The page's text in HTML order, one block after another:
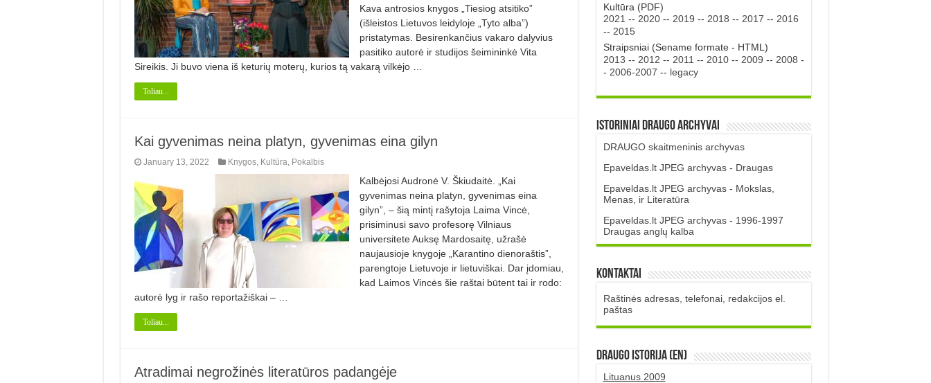
Ka­va antrosios knygos „Tiesiog atsiti­ko”
(išleistos Lietuvos leidyloje „Tyto al­ba”)
pristatymas. Besirenkančius vakaro dalyvius
pa­sitiko autorė ir studijos šeimininkė Vita
Sireikis. Ji buvo viena iš keturių moterų, kurios tą vakarą vilkėjo …
Toliau...
Kai gyvenimas neina platyn, gyvenimas eina gilyn
January 13, 2022 Knygos, Kultūra Pokalbis
Kalbėjosi Audronė V. Škiudaitė. „Kai
gyvenimas neina platyn, gyvenimas eina
gilyn”, – šią mintį rašytoja Laima Vincė,
prisiminusi savo profesorę Vilniaus
universitete Auksę Mardosaitę, užrašė
naujausioje knygoje „Karantino dienoraštis”,
parengtoje Lietuvoje ir lietuviškai. Dar įdomiau,
kad Laimos Vincės šie raštai būtent tai ir rodo:
autorė lyg ir rašo reportažiškai – …
Toliau...
Atradimai negrožinės literatūros padangėje
Kultūra (PDF)
2021 -- 2020-- 2019 -- 2018 -- 2017 -- 2016
-- 2015
Straipsniai (Sename formate - HTML)
2013 -- 2012 -- 2011 -- 2010-- 2009 -- 2008 -
- 2006-2007 -- legacy
Istoriniai DRAUGO Archyvai
DRAUGO skaitmeninis archyvas
Epaveldas.lt JPEG archyvas - Draugas
Epaveldas.lt JPEG archyvas - Mokslas,
Menas, ir Literatūra
Epaveldas.lt JPEG archyvas - 1996-1997
Draugas anglų kalba
Kontaktai
Raštinės adresas, telefonai, redakcijos el.
paštas
DRAUGO istorija (EN)
Lituanus 2009